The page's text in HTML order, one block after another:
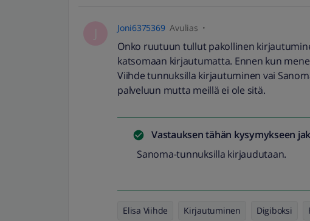
J Joni6375369 Avulias
Onko ruutuun tullut pakollinen
katsomaan kirjautumatta. Ennen kun
Viihde tunnuksilla kirjautuminen vai
palveluun mutta meillä ei ole sitä.
Vastauksen tähän kysymykseen
Sanoma-tunnuksilla kirjaudutaan.
Elisa Viihde Kirjautuminen Digiboksi